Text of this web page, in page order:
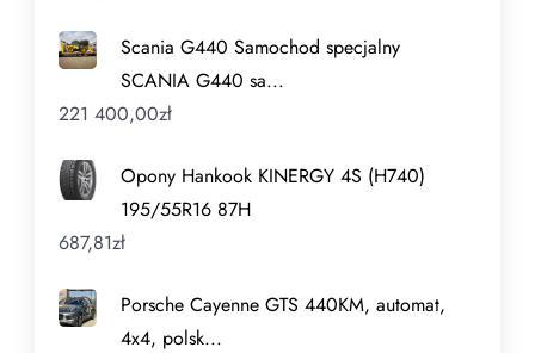
Scania G440 Samochod specjalny
SCANIA G440 sa...
221 400,00zł
Opony Hankook KINERGY 4S (H740)
195/55R16 87H
687,81zł
Porsche Cayenne GTS 440KM, automat,
4x4, polsk...